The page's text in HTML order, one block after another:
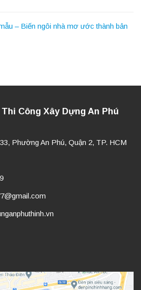
– Biến ngôi nhà mơ ước thành bản
Công Xây Dựng An Phú
Phường An Phú, Quận 2, TP. HCM